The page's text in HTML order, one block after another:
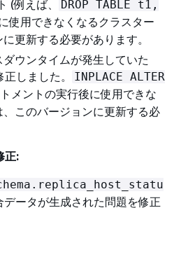
(例えば、
DROP TABLE t1,
使用できなくなるクラスター
更新する必要があります。
ウンタイムが発生していた
しました。
INPLACE ALTER
メントの実行後に使用できな
、このバージョンに更新する必
正:
データが生成された問題を修正